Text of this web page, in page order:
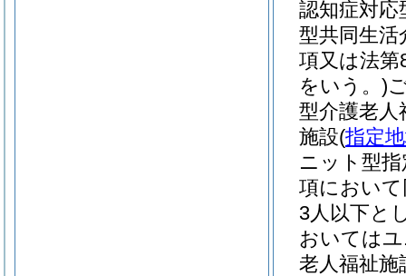
認知症対応
型共同生活
項又は法
をいう。)
型介護老人
施設(指定
ニット型
項におい
3人以下と
おいては
老人福祉施